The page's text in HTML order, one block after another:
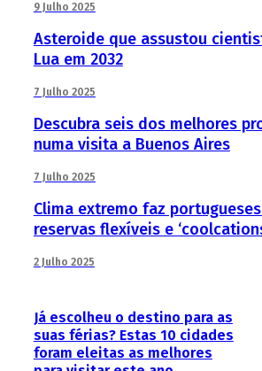
9 Julho 2025
Asteroide que assustou
Lua em 2032
7 Julho 2025
Descubra seis dos melhores
numa visita a Buenos Aires
7 Julho 2025
Clima extremo faz
reservas flexíveis e
2 Julho 2025
Já escolheu o destino para as
suas férias? Estas 10 cidades
foram eleitas as melhores